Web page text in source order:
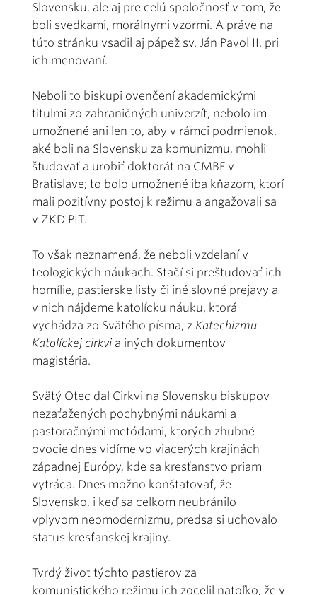
Slovensku, ale aj pre celú spoločnosť v tom, že
boli svedkami, morálnymi vzormi. A práve na
túto stránku vsadil aj pápež sv. Ján Pavol II. pri
ich menovaní.
Neboli to biskupi ovenčení akademickými
titulmi zo zahraničných univerzít, nebolo im
umožnené ani len to, aby v rámci podmienok,
aké boli na Slovensku za komunizmu, mohli
študovať a urobiť doktorát na CMBF v
Bratislave; to bolo umožnené iba kňazom, ktorí
mali pozitívny postoj k režimu a angažovali sa
v ZKD PIT.
To však neznamená, že neboli vzdelaní v
teologických náukach. Stačí si preštudovať ich
homílie, pastierske listy či iné slovné prejavy a
v nich nájdeme katolícku náuku, ktorá
vychádza zo Svätého písma, z Katechizmu
Katolíckej cirkvi a iných dokumentov
magistéria.
Svätý Otec dal Cirkvi na Slovensku biskupov
nezaťažených pochybnými náukami a
pastoračnými metódami, ktorých zhubné
ovocie dnes vidíme vo viacerých krajinách
západnej Európy, kde sa kresťanstvo priam
vytráca. Dnes možno konštatovať, že
Slovensko, i keď sa celkom neubránilo
vplyvom neomodernizmu, predsa si uchovalo
status kresťanskej krajiny.
Tvrdý život týchto pastierov za
komunistického režimu ich zocelil natoľko, že v